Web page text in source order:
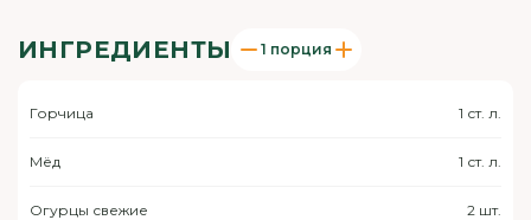
ИНГРЕДИЕНТЫ 1 порция
Горчица 1 ст. л.
Мёд 1 ст. л.
Огурцы свежие 2 шт.